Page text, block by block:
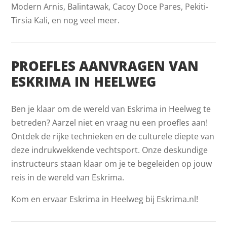
Modern Arnis, Balintawak, Cacoy Doce Pares, Pekiti-
Tirsia Kali, en nog veel meer.
PROEFLES AANVRAGEN VAN
ESKRIMA IN HEELWEG
Ben je klaar om de wereld van Eskrima in Heelweg te
betreden? Aarzel niet en vraag nu een proefles aan!
Ontdek de rijke technieken en de culturele diepte van
deze indrukwekkende vechtsport. Onze deskundige
instructeurs staan klaar om je te begeleiden op jouw
reis in de wereld van Eskrima.
Kom en ervaar Eskrima in Heelweg bij Eskrima.nl!